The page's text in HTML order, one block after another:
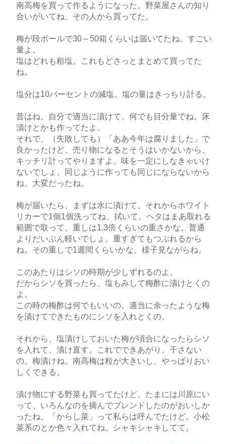
南高梅を買って作るようになった。野菜屋さんの知り
合いがいてね、その人から買ってた。
梅が段ボールで30～50箱くらいは届いてたね。すごい
量よ。
塩はどれも粗塩。これもどさっとまとめて買ってた
ね。
塩分は10パーセントの減塩。塩の量はきっちり計る。
昔はね、自分で適当に漬けて、何でも目分量でね。床
漬けとかも作ってたよ。
それで、（失敗しても）「ああ今年は腐りました」で
良かったけど、売り物になるとそうはいかないから、
キッチリ計ってやりますよ。味を一定にしなきゃいけ
ないでしょ。同じように作っても同じにならないから
ね。大変だったね。
梅が届いたら、まずは水に漬けて、それからホワイト
リカーで1個1個洗ってね、拭いて。ヘタはまあ取れる
範囲で取って。重しは1.3倍くらいの重さかな。普通
よりだいぶん軽いでしょ。重すぎてもつぶれるから
ね。その重しで1週間くらいかな、様子見ながらね。
このあたりはシソの時期が少しずれるのよ。
だからシソを買ったら、塩もみして梅酢に漬けとくの
よ。
この時の梅酢は何でもいいの。適当に余ったような梅
を漬けてできたものにシソを入れとくの。
それから、塩漬けしておいた梅が頃合になったらシソ
を入れて、漬け直す。これでできあがり。干さない
の。梅漬けね。南高梅は粒が大きいし、やっぱりおい
しくできる。
漬け物にする野菜も買ってたけど、たまには川原にい
って、いろんなのを摘んでブレンドしたのがおいしか
ったね。「からし菜」って私らは呼んでたけど。小松
菜系のとか色々入れてね。シャキシャキしてて。